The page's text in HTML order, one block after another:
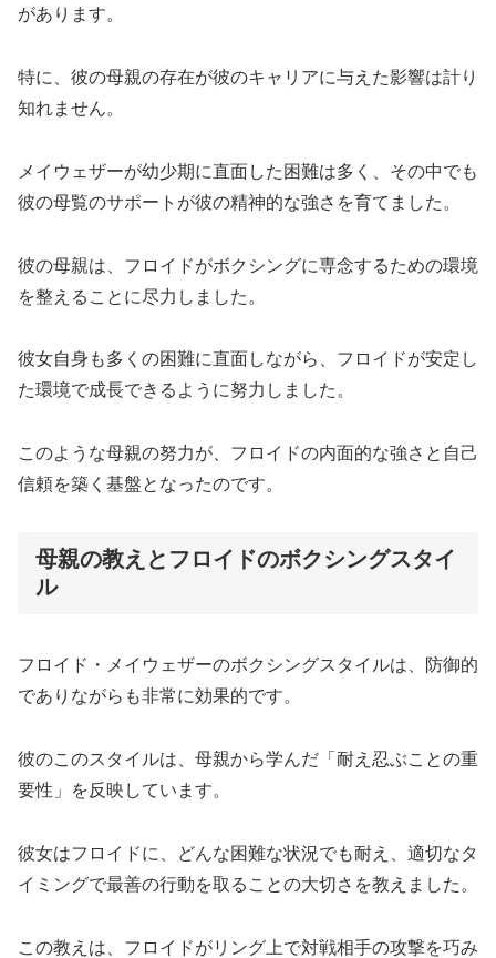
があります。
特に、彼の母親の存在が彼のキャリアに与えた影響は計り
知れません。
メイウェザーが幼少期に直面した困難は多く、その中でも
彼の母覧のサポートが彼の精神的な強さを育てました。
彼の母親は、フロイドがボクシングに専念するための環境
を整えることに尽力しました。
彼女自身も多くの困難に直面しながら、フロイドが安定し
た環境で成長できるように努力しました。
このような母親の努力が、フロイドの内面的な強さと自己
信頼を築く基盤となったのです。
母親の教えとフロイドのボクシングスタイ
ル
フロイド・メイウェザーのボクシングスタイルは、防御的
でありながらも非常に効果的です。
彼のこのスタイルは、母親から学んだ「耐え忍ぶことの重
要性」を反映しています。
彼女はフロイドに、どんな困難な状況でも耐え、適切なタ
イミングで最善の行動を取ることの大切さを教えました。
この教えは、フロイドがリング上で対戦相手の攻撃を巧み